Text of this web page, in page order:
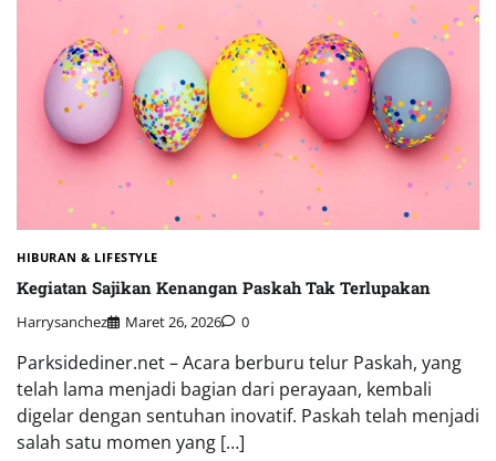
HIBURAN & LIFESTYLE
Kegiatan Sajikan Kenangan Paskah Tak Terlupakan
Harrysanchez Maret 26, 2026 0
Parksidediner.net – Acara berburu telur Paskah, yang
telah lama menjadi bagian dari perayaan, kembali
digelar dengan sentuhan inovatif. Paskah telah menjadi
salah satu momen yang […]